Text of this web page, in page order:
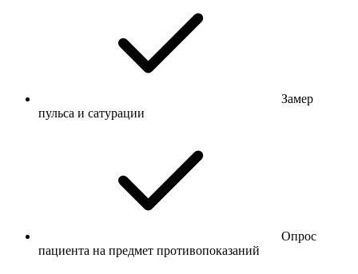
Замер
пульса и сатурации
Опрос
пациента на предмет противопоказаний